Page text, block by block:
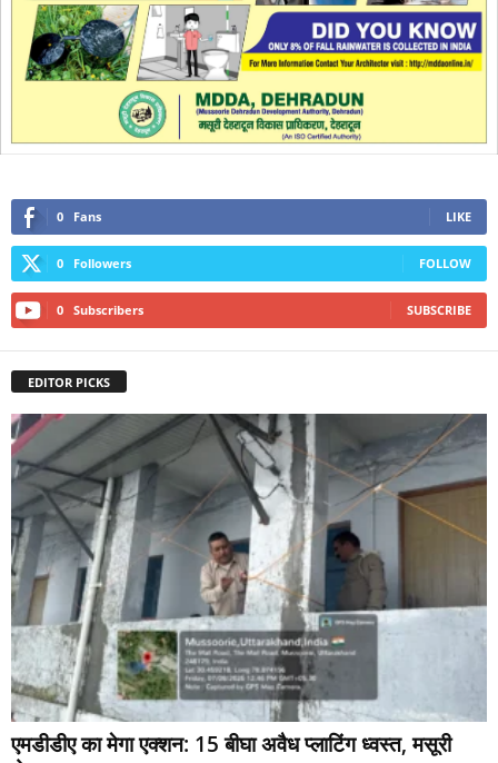
0 Fans LIKE
0 Followers FOLLOW
0 Subscribers SUBSCRIBE
EDITOR PICKS
एमडीडीए का मेगा एक्शन: 15 बीघा अवैध प्लाटिंग ध्वस्त, मसूरी